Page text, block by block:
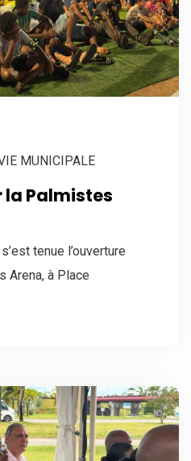
MUNICIPALE
la Palmistes
tenue l’ouverture
Arena, à Place